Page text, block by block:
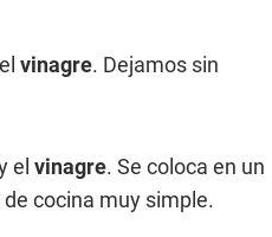
vinagre. Dejamos sin
el vinagre. Se coloca en un
de cocina muy simple.